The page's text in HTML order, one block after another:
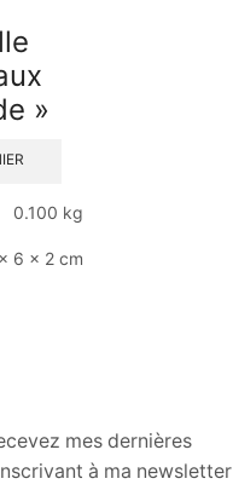
»
0.100 kg
6 × 2 cm
mes dernières
à ma newsletter